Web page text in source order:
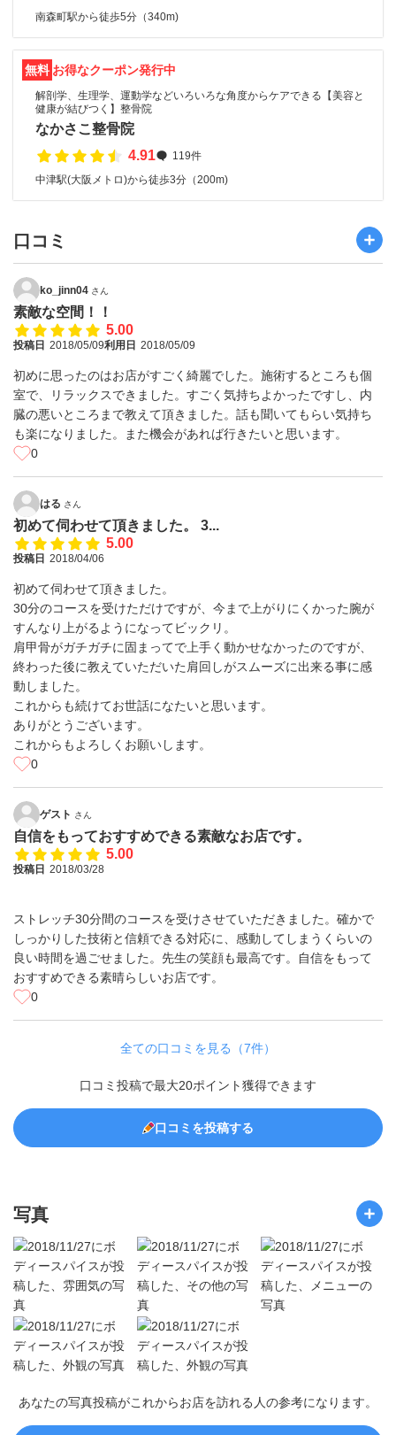
南森町駅から徒歩5分（340m)
無料 お得なクーポン発行中
解剖学、生理学、運動学などいろいろな角度からケアできる【美容と
健康が結びつく】整骨院
なかさこ整骨院
4.91
119件
中津駅(大阪メトロ)から徒歩3分（200m)
口コミ
ko_jinn04 さん
素敵な空間！！
5.00
投稿日 2018/05/09利用日 2018/05/09
初めに思ったのはお店がすごく綺麗でした。施術するところも個
室で、リラックスできました。すごく気持ちよかったですし、内
臓の悪いところまで教えて頂きました。話も聞いてもらい気持ち
も楽になりました。また機会があれば行きたいと思います。
0
はる さん
初めて伺わせて頂きました。 3...
5.00
投稿日 2018/04/06
初めて伺わせて頂きました。
30分のコースを受けただけですが、今まで上がりにくかった腕が
すんなり上がるようになってビックリ。
肩甲骨がガチガチに固まってで上手く動かせなかったのですが、
終わった後に教えていただいた肩回しがスムーズに出来る事に感
動しました。
これからも続けてお世話になたいと思います。
ありがとうございます。
これからもよろしくお願いします。
0
ゲスト さん
自信をもっておすすめできる素敵なお店です。
5.00
投稿日 2018/03/28
ストレッチ30分間のコースを受けさせていただきました。確かで
しっかりした技術と信頼できる対応に、感動してしまうくらいの
良い時間を過ごせました。先生の笑顔も最高です。自信をもって
おすすめできる素晴らしいお店です。
0
全ての口コミを見る（7件）
口コミ投稿で最大20ポイント獲得できます
口コミを投稿する
写真
あなたの写真投稿がこれからお店を訪れる人の参考になります。